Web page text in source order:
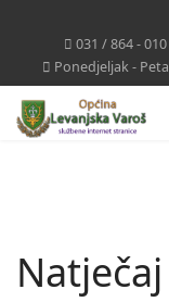
031 / 864 - 010
Ponedjeljak -